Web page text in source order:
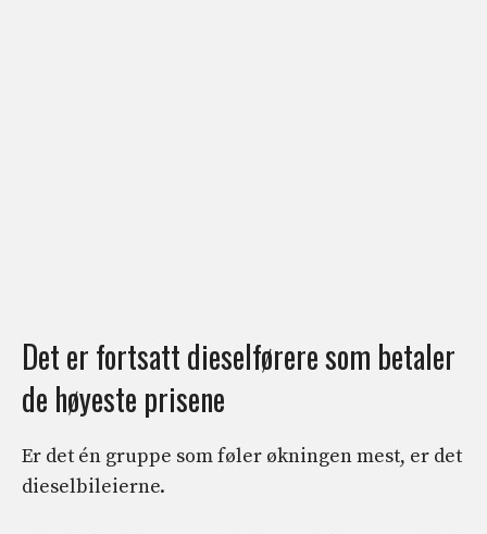
Det er fortsatt dieselførere som betaler
de høyeste prisene
Er det én gruppe som føler økningen mest, er det
dieselbileierne.